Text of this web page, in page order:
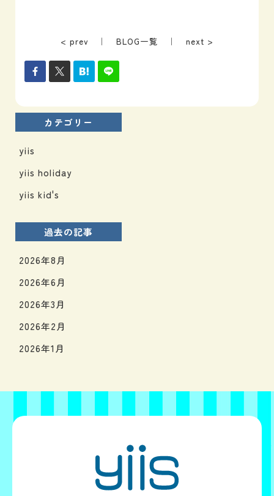
< prev ｜ BLOG一覧 ｜ next >
カテゴリー
yiis
yiis holiday
yiis kid's
過去の記事
2026年8月
2026年6月
2026年3月
2026年2月
2026年1月